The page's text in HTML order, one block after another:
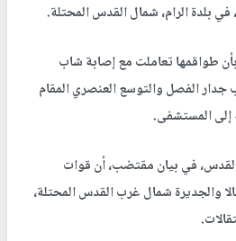
في بلدة الرام، شمال القدس المحتلة.
طواقمها تعاملت مع إصابة شاب
الفصل والتوسع العنصري المقام
إلى المستشفى.
في بيان مقتضب، أن قوات
والجديرة شمال غرب القدس المحتلة،